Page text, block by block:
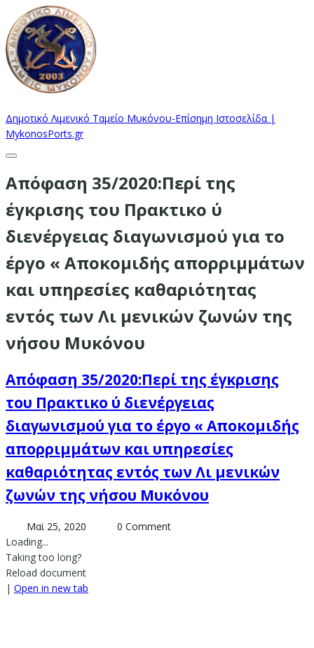
Δημοτικό Λιμενικό Ταμείο Μυκόνου-Επίσημη Ιστοσελίδα |
MykonosPorts.gr
Απόφαση 35/2020:Περί της
έγκρισης του Πρακτικο ύ
διενέργειας διαγωνισμού για το
έργο « Αποκομιδής απορριμμάτων
και υπηρεσίες καθαριότητας
εντός των Λι μενικών ζωνών της
νήσου Μυκόνου
Απόφαση 35/2020:Περί της έγκρισης
του Πρακτικο ύ διενέργειας
διαγωνισμού για το έργο « Αποκομιδής
απορριμμάτων και υπηρεσίες
καθαριότητας εντός των Λι μενικών
ζωνών της νήσου Μυκόνου
Μαϊ 25, 2020
0 Comment
Loading...
Taking too long?
Reload document
| Open in new tab